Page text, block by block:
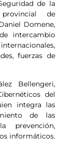
de la
de
Domene,
intercambio
fuerzas de
Bellengeri,
del
integra las
de las
prevención,
informáticos.